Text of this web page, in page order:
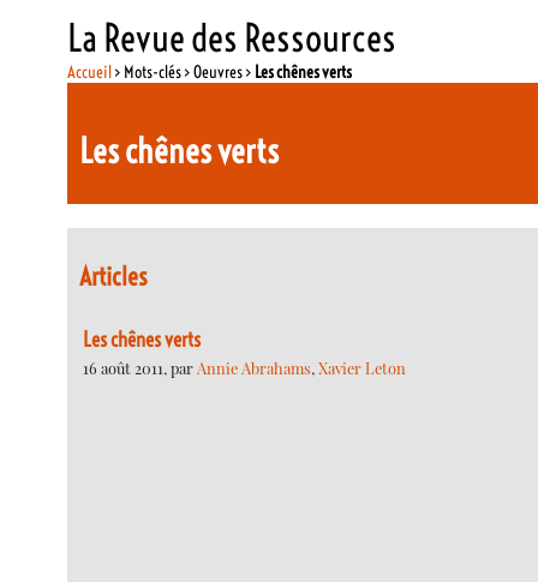
La Revue des Ressources
Accueil> Mots-clés > Oeuvres > Les chênes verts
Les chênes verts
Articles
Les chênes verts
16 août 2011, parAnnie Abrahams,Xavier Leton